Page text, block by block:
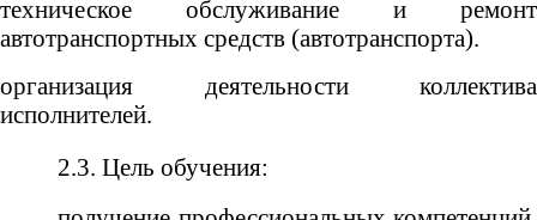
техническое обслуживание и ремонт
автотранспортных средств (автотранспорта).
организация деятельности коллектива
исполнителей.
2.3. Цель обучения: